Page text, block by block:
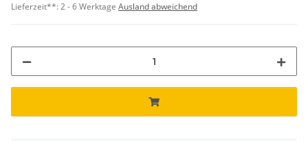
Lieferzeit**:2 - 6 Werktage Ausland abweichend